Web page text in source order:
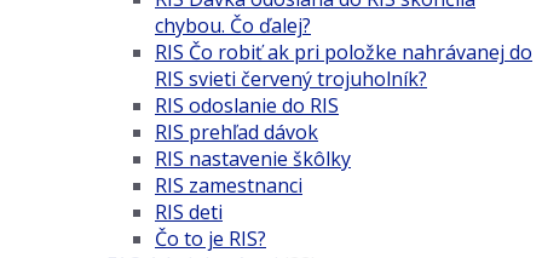
chybou. Čo ďalej?
RIS Čo robiť ak pri položke nahrávanej do
RIS svieti červený trojuholník?
RIS odoslanie do RIS
RIS prehľad dávok
RIS nastavenie škôlky
RIS zamestnanci
RIS deti
Čo to je RIS?